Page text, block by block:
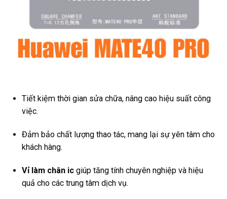
Tiết kiệm thời gian sửa chữa, nâng cao hiệu suất công
việc.
Đảm bảo chất lượng thao tác, mang lại sự yên tâm cho
khách hàng.
Vỉ làm chân ic giúp tăng tính chuyên nghiệp và hiệu
quả cho các trung tâm dịch vụ.